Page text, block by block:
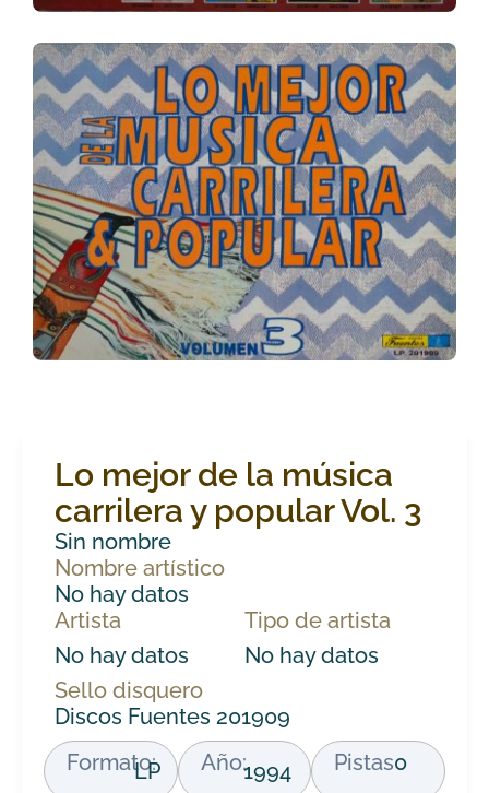
Lo mejor de la música
carrilera y popular Vol. 3
Sin nombre
Nombre artístico
No hay datos
Artista
No hay datos
Tipo de artista
No hay datos
Sello disquero
Discos Fuentes 201909
Formato:
LP Año:1994 Pistas0